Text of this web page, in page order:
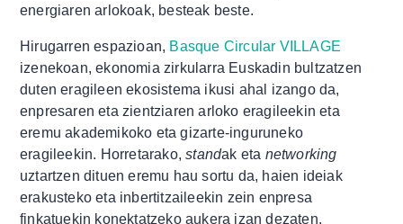
energiaren arlokoak, besteak beste.
Hirugarren espazioan, Basque Circular VILLAGE
izenekoan, ekonomia zirkularra Euskadin bultzatzen
duten eragileen ekosistema ikusi ahal izango da,
enpresaren eta zientziaren arloko eragileekin eta
eremu akademikoko eta gizarte-inguruneko
eragileekin. Horretarako,standak eta networking
uztartzen dituen eremu hau sortu da, haien ideiak
erakusteko eta inbertitzaileekin zein enpresa
finkatuekin konektatzeko aukera izan dezaten.